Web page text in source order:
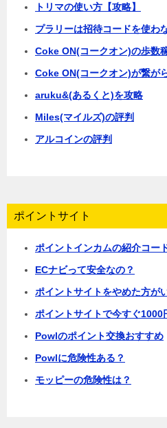
トリマの使い方【攻略】
プラリーは招待コードを使わ
Coke ON(コークオン)の歩数
Coke ON(コークオン)が繋が
aruku&(あるくと)を攻略
Miles(マイルズ)の評判
アルコインの評判
ポイントサイト
ポイントインカムの紹介コー
ECナビって安全なの？
ポイントサイトをやめた方が
ポイントサイトで今すぐ1000
Powlのポイント交換おすすめ
Powlに危険性ある？
モッピーの危険性は？